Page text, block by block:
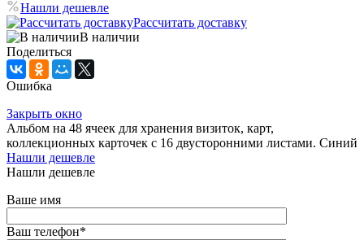
Нашли дешевле
Рассчитать доставку
В наличии
Поделиться
Ошибка
Закрыть окно
Альбом на 48 ячеек для хранения визиток, карт,
коллекционных карточек с 16 двусторонними листами. Синий
Нашли дешевле
Нашли дешевле
Ваше имя
Ваш телефон*